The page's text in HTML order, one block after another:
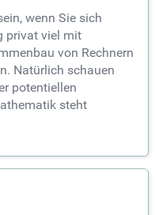
wenn Sie sich
privat viel mit
von Rechnern
Natürlich schauen
potentiellen
steht